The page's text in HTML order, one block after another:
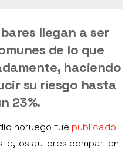
llegan a ser
de lo que
haciendo
su riesgo hasta
23%.
noruego fue publicado
los autores comparten